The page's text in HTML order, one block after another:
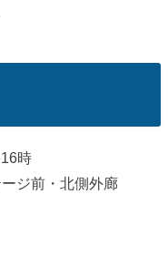
時
ジ前・北側外廊